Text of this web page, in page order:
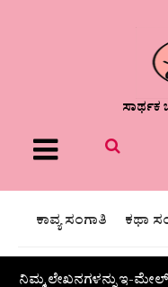
ಸಾರ್ಥಕ
Menu
ಕಾವ್ಯ ಸಂಗಾತಿ ಕಥಾ
ನಿಮ್ಮ ಲೇಖನಗಳನ್ನು ಇ-